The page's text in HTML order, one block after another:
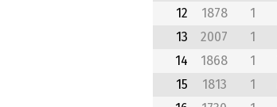
12
1878 1
13
2007 1
14
1868 1
15
1813 1